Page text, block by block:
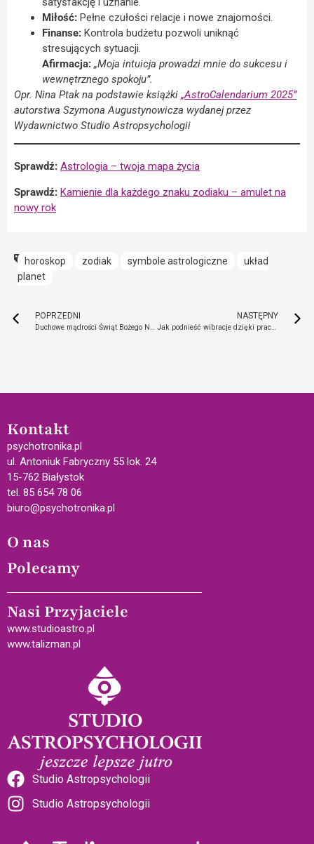
Miłość: Pełne czułości relacje i nowe znajomości.
Finanse: Kontrola budżetu pozwoli uniknąć
stresujących sytuacji.
Afirmacja: „Moja intuicja prowadzi mnie do sukcesu i
wewnętrznego spokoju”.
Opr. Nina Ptak na podstawie książki „AstroCalendarium 2025”
autorstwa Szymona Augustynowicza wydanej przez
Wydawnictwo Studio Astropsychologii
Sprawdź: Astrologia – twoja mapa życia
Sprawdź: Kamienie dla każdego znaku zodiaku – amulet na
nowy rok
horoskop zodiak symbole astrologiczne
układ
planet
POPRZEDNI
Duchowe mądrości Świąt Bożego Narodzenia
NASTĘPNY
Jak podnieść wibracje dzięki pracy z energią
Kontakt
psychotronika.pl
ul. Antoniuk Fabryczny 55 lok. 24
15-762 Białystok
tel. 85 654 78 06
biuro@psychotronika.pl
O nas
Polecamy
Nasi Przyjaciele
www.studioastro.pl
www.talizman.pl
Studio Astropsychologii
Studio Astropsychologii